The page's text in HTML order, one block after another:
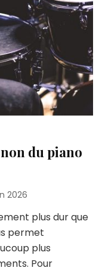
du piano
2026
plus dur que
permet
plus
Pour